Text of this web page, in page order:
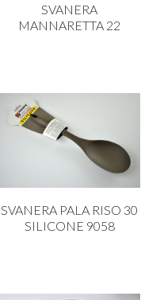
SVANERA
MANNARETTA 22
SVANERA PALA RISO 30
SILICONE 9058